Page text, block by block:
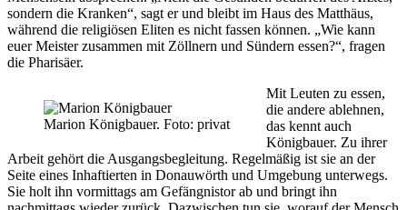
sondern die Kranken“, sagt er und bleibt im Haus des Matthäus,
während die religiösen Eliten es nicht fassen können. „Wie kann
euer Meister zusammen mit Zöllnern und Sündern essen?“, fragen
die Pharisäer.
Marion Königbauer. Foto: privat
Mit Leuten zu essen,
die andere ablehnen,
das kennt auch
Königbauer. Zu ihrer
Arbeit gehört die Ausgangsbegleitung. Regelmäßig ist sie an der
Seite eines Inhaftierten in Donauwörth und Umgebung unterwegs.
Sie holt ihn vormittags am Gefängnistor ab und bringt ihn